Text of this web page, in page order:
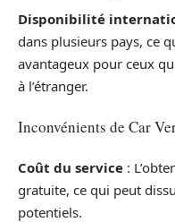
Disponibilité
dans plusieurs pays, ce
avantageux pour ceux
à l’étranger.
Inconvénients de Car
Coût du service :
gratuite, ce qui peut
potentiels.